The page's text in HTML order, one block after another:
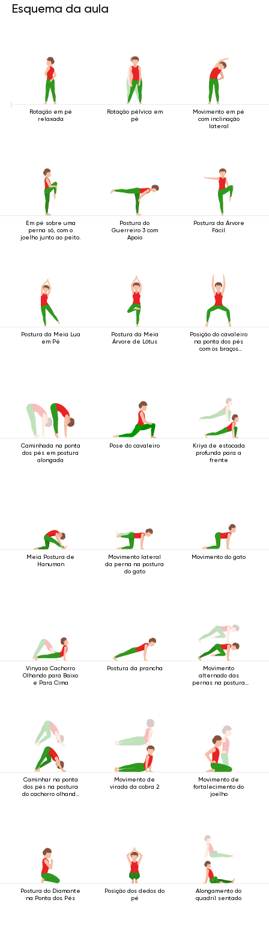
Esquema da aula
Rotação em pé
relaxada
Rotação pélvica em
pé
Movimento em pé
com inclinação
lateral
Em pé sobre uma
perna só, com o
joelho junto ao peito.
Postura do
Guerreiro 3 com
Apoio
Postura da Árvore
Fácil
Postura da Meia Lua
em Pé
Postura da Meia
Árvore de Lótus
Posição do cavaleiro
na ponta dos pés
com os braços
Caminhada na ponta
dos pés em postura
alongada
Pose do cavaleiro
Kriya de estocada
profunda para a
frente
Meia Postura de
Hanuman
Movimento lateral
da perna na postura
do gato
Movimento do gato
Vinyasa Cachorro
Olhando para Baixo
e Para Cima
Postura da prancha
Movimento
alternado das
pernas na postura
Caminhar na ponta
dos pés na postura
do cachorro olhando
Movimento de
virada da cobra 2
Movimento de
fortalecimento do
joelho
Postura do Diamante
na Ponta dos Pés
Posição dos dedos do
pé
Alongamento do
quadril sentado